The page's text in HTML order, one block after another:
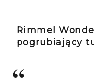
Rimmel
pogrubiający